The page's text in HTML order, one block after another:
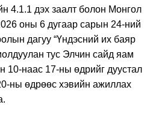
4.1.1 дэх заалт болон Монгол
оны 6 дугаар сарын 24-ний
дагуу “Үндэсний их баяр
тус Элчин сайд яам
10-наас 17-ны өдрийг дуустал
ны өдрөөс хэвийн ажиллах